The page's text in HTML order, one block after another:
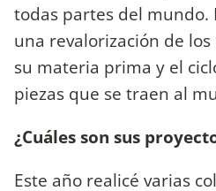
todas partes del mundo.
una revalorización de
su materia prima y el
piezas que se traen al
¿Cuáles son sus
Este año realicé varias